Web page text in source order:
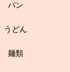
パン
うどん
麺類